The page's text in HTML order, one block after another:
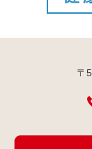
〒